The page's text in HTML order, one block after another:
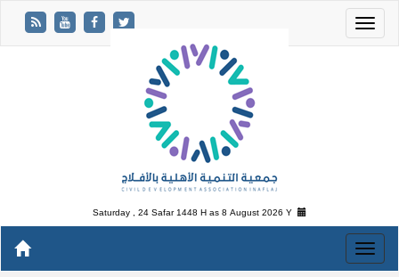
Saturday , 24 Safar 1448 H as8 August 2026 Y